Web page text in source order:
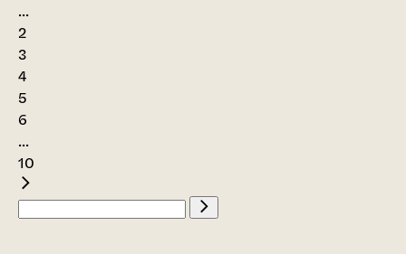
...
2
3
4
5
6
...
10